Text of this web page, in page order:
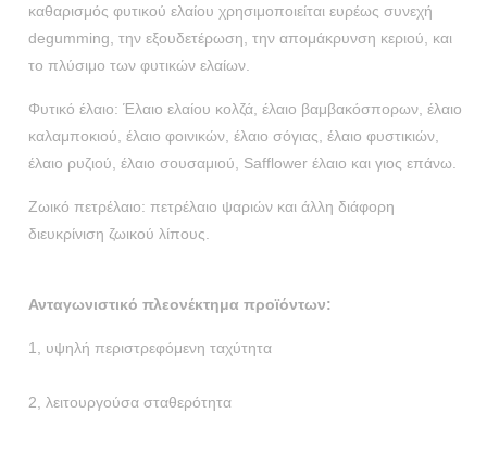
καθαρισμός φυτικού ελαίου χρησιμοποιείται ευρέως συνεχή
degumming, την εξουδετέρωση, την απομάκρυνση κεριού, και
το πλύσιμο των φυτικών ελαίων.
Φυτικό έλαιο: Έλαιο ελαίου κολζά, έλαιο βαμβακόσπορων, έλαιο
καλαμποκιού, έλαιο φοινικών, έλαιο σόγιας, έλαιο φυστικιών,
έλαιο ρυζιού, έλαιο σουσαμιού, Safflower έλαιο και γιος επάνω.
Ζωικό πετρέλαιο: πετρέλαιο ψαριών και άλλη διάφορη
διευκρίνιση ζωικού λίπους.
Ανταγωνιστικό πλεονέκτημα προϊόντων:
1, υψηλή περιστρεφόμενη ταχύτητα
2, λειτουργούσα σταθερότητα